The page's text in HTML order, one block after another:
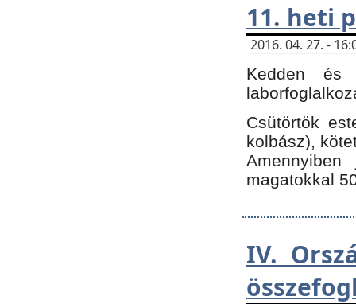
11. heti
2016. 04. 27. -
Kedden és
Csütörtök
kolbász),
Amennyiben
magatokkal
IV.